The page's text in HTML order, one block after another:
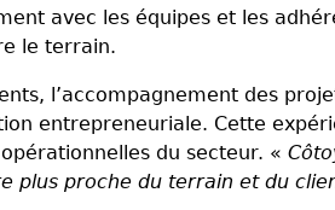
avec les équipes et les
le terrain.
l’accompagnement des
entrepreneuriale. Cette
du secteur. «
plus proche du terrain et du